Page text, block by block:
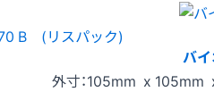
バ
外寸：105mm x 105mm